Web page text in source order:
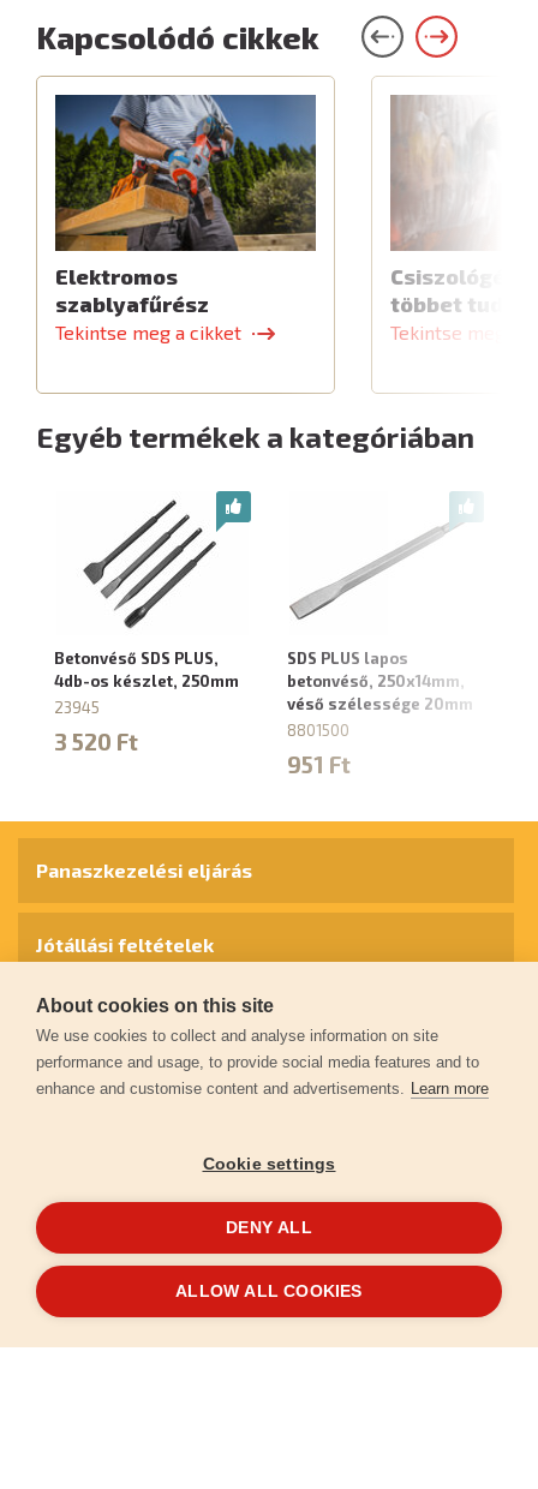
Kapcsolódó cikkek
Elektromos
szablyafűrész
Tekintse meg a cikket
Csiszológép,
többet tud
Tekintse meg a
Egyéb termékek a kategóriában
Betonvéső SDS PLUS,
4db-os készlet, 250mm
23945
3 520 Ft
SDS PLUS lapos
betonvéső, 250x14mm,
véső szélessége 20mm
8801500
951 Ft
© 2026extol.hu- Minden jog fenntartva
Panaszkezelési eljárás
Jótállási feltételek
Személyes adatok védelme
Kapcsolat
Garancia regisztráció
LétrehoztaFEO
About cookies on this site
We use cookies to collect and analyse information on site
performance and usage, to provide social media features and to
enhance and customise content and advertisements. Learn more
Cookie settings
DENY ALL
ALLOW ALL COOKIES